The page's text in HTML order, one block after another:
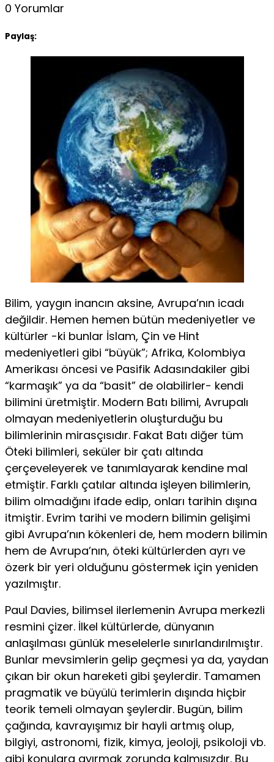
0 Yorumlar
Paylaş:
Bilim, yaygın inancın aksine, Avrupa’nın icadı
değildir. Hemen hemen bütün medeniyetler ve
kültürler -ki bunlar İslam, Çin ve Hint
medeniyetleri gibi “büyük”; Afrika, Kolombiya
Amerikası öncesi ve Pasifik Adasındakiler gibi
“karmaşık” ya da “basit” de olabilirler- kendi
bilimini üretmiştir. Modern Batı bilimi, Avrupalı
olmayan medeniyetlerin oluşturduğu bu
bilimlerinin mirasçısıdır. Fakat Batı diğer tüm
Öteki bilimleri, seküler bir çatı altında
çerçeveleyerek ve tanımlayarak kendine mal
etmiştir. Farklı çatılar altında işleyen bilimlerin,
bilim olmadığını ifade edip, onları tarihin dışına
itmiştir. Evrim tarihi ve modern bilimin gelişimi
gibi Avrupa’nın kökenleri de, hem modern bilimin
hem de Avrupa’nın, öteki kültürlerden ayrı ve
özerk bir yeri olduğunu göstermek için yeniden
yazılmıştır.
Paul Davies, bilimsel ilerlemenin Avrupa merkezli
resmini çizer. İlkel kültürlerde, dünyanın
anlaşılması günlük meselelerle sınırlandırılmıştır.
Bunlar mevsimlerin gelip geçmesi ya da, yaydan
çıkan bir okun hareketi gibi şeylerdir. Tamamen
pragmatik ve büyülü terimlerin dışında hiçbir
teorik temeli olmayan şeylerdir. Bugün, bilim
çağında, kavrayışımız bir hayli artmış olup,
bilgiyi, astronomi, fizik, kimya, jeoloji, psikoloji vb.
gibi konulara ayırmak zorunda kalmışızdır. Bu